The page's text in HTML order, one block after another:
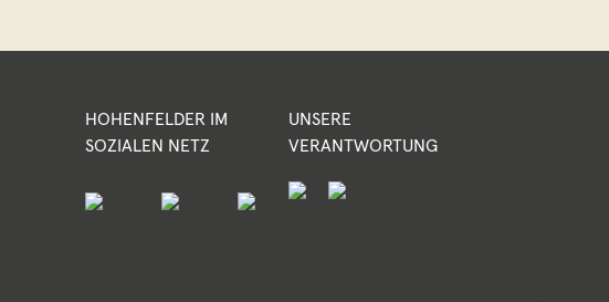
HOHENFELDER IM
SOZIALEN NETZ
UNSERE
VERANTWORTUNG